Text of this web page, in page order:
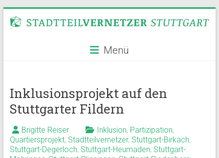
Inhalt
Stadtteilvernetzer
Menü
Inklusionsprojekt auf den
Stuttgarter Fildern
Brigitte Reiser Inklusion, Partizipation,
Quartiersprojekt, Stadtteilvernetzer, Stuttgart-Birkach,
Stuttgart-Degerloch, Stuttgart-Heumaden, Stuttgart-